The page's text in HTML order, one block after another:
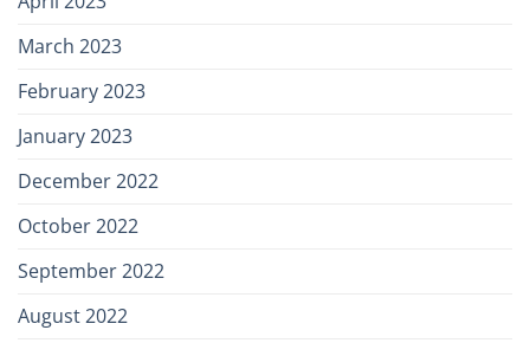
March 2023
February 2023
January 2023
December 2022
October 2022
September 2022
August 2022